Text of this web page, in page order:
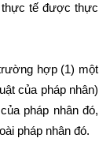
thực tế được thực
hợp (1) một
của pháp nhân)
pháp nhân đó,
pháp nhân đó.